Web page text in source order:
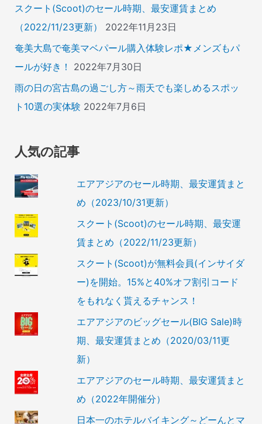
スクート(Scoot)のセール時期、最安運賃まとめ
（2022/11/23更新）
2022年11月23日
奄美大島で奄美マベパール購入体験レポ★メンズもパ
ールが好き！
2022年7月30日
雨の日の宮古島の過ごし方～雨天でも楽しめるスポッ
ト10選の実体験 2022年7月6日
人気の記事
エアアジアのセール時期、最安運賃まと
め（2023/10/31更新）
スクート(Scoot)のセール時期、最安運
賃まとめ（2022/11/23更新）
スクート(Scoot)が無料会員(インサイダ
ー)を開始。15%と40%オフ割引コード
をもれなく貰えるチャンス！
エアアジアのビッグセール(BIG Sale)時
期、最安運賃まとめ（2020/03/11更
新）
エアアジアのセール時期、最安運賃まと
め（2022年開催分）
日本一のホテルバイキング～どーんとマ